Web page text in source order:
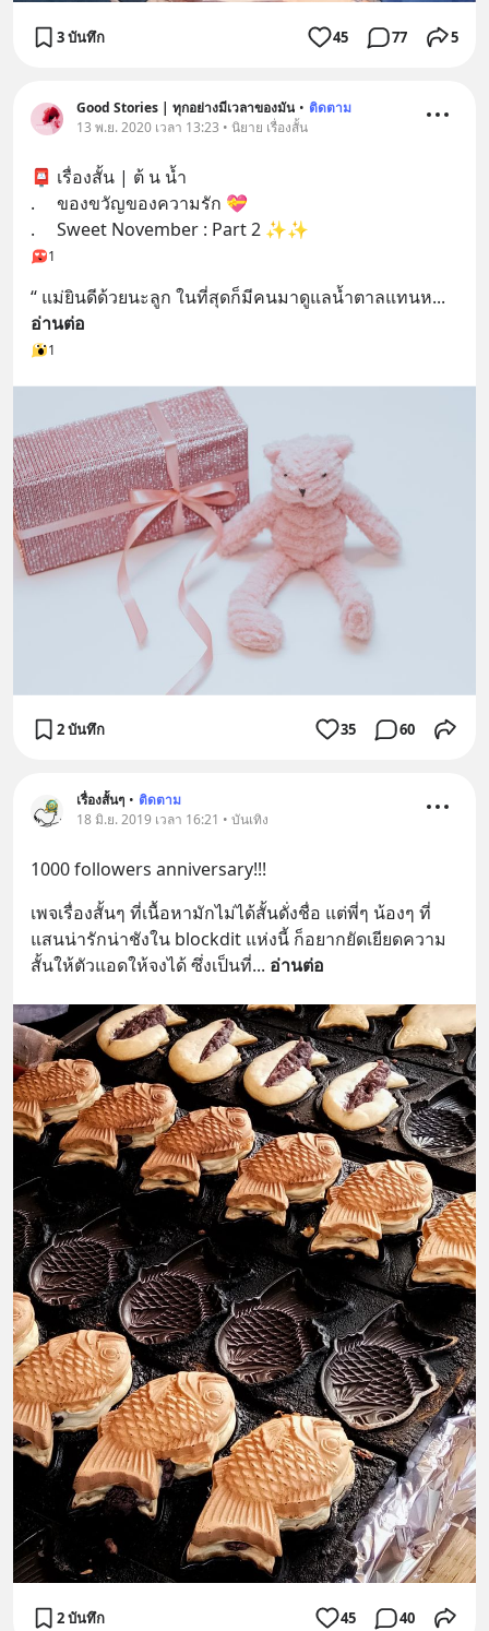
3 บันทึก 45 77 5
Good Stories | ทุกอย่างมีเวลาของมัน • ติดตาม
13 พ.ย. 2020 เวลา 13:23 • นิยาย เรื่องสั้น
📮 เรื่องสั้น | ต้ น น้ำ
.     ของขวัญของความรัก 💝
.     Sweet November : Part 2 ✨✨
1
“ แม่ยินดีด้วยนะลูก ในที่สุดก็มีคนมาดูแลน้ำตาลแทนห
อ่านต่อ
1
2 บันทึก 35 60
เรื่องสั้นๆ • ติดตาม
18 มิ.ย. 2019 เวลา 16:21 • บันเทิง
1000 followers anniversary!!!
เพจเรื่องสั้นๆ ที่เนื้อหามักไม่ได้สั้นดั่งชื่อ แต่พี่ๆ น้องๆ ที่
แสนน่ารักน่าชังใน blockdit แห่งนี้ ก็อยากยัดเยียดความ
สั้นให้ตัวแอดให้จงได้ ซึ่งเป็นที่... อ่านต่อ
2 บันทึก 45 40